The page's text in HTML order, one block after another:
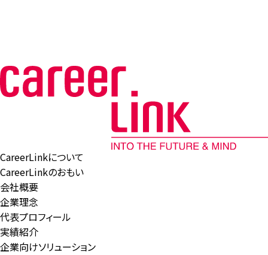
CareerLinkについて
CareerLinkのおもい
会社概要
企業理念
代表プロフィール
実績紹介
企業向けソリューション